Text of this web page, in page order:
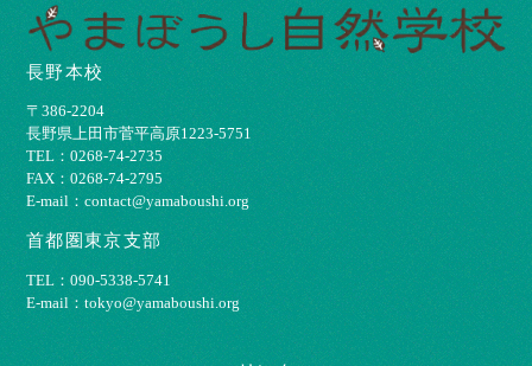
長野本校
〒386-2204
⻑野県上⽥市菅平⾼原1223-5751
TEL：0268-74-2735
FAX：0268-74-2795
E-mail：contact@yamaboushi.org
首都圏東京支部
TEL：090-5338-5741
E-mail：tokyo@yamaboushi.org